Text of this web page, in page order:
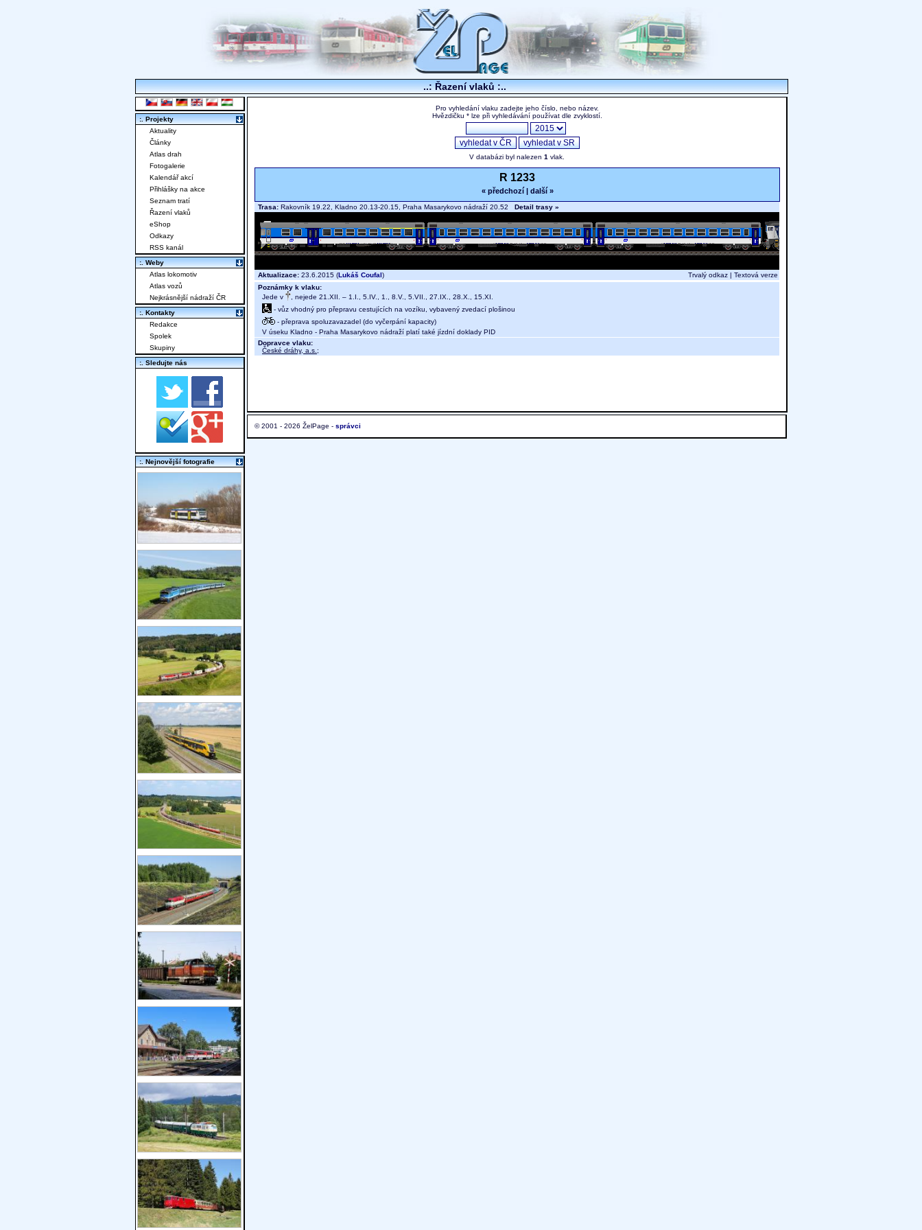
..: Řazení vlaků :..
Pro vyhledání vlaku zadejte jeho číslo, nebo název.
Hvězdičku * lze při vyhledávání používat dle zvyklostí.
V databázi byl nalezen 1 vlak.
R 1233
« předchozí| další »
Trasa: Rakovník 19.22, Kladno 20.13-20.15, Praha Masarykovo nádraží 20.52 Detail trasy »
Aktualizace: 23.6.2015 (Lukáš Coufal) Trvalý odkaz | Textová verze
Poznámky k vlaku:
Jede v
, nejede 21.XII. – 1.I., 5.IV., 1., 8.V., 5.VII., 27.IX., 28.X., 15.XI.
- vůz vhodný pro přepravu cestujících na vozíku, vybavený zvedací plošinou
- přeprava spoluzavazadel (do vyčerpání kapacity)
V úseku Kladno - Praha Masarykovo nádraží platí také jízdní doklady PID
Dopravce vlaku:
České dráhy, a.s. ;
© 2001 - 2026 ŽelPage - správci
:. Projekty
Aktuality
Články
Atlas drah
Fotogalerie
Kalendář akcí
Přihlášky na akce
Seznam tratí
Řazení vlaků
eShop
Odkazy
RSS kanál
:. Weby
Atlas lokomotiv
Atlas vozů
Nejkrásnější nádraží ČR
:. Kontakty
Redakce
Spolek
Skupiny
:. Sledujte nás
:. Nejnovější fotografie